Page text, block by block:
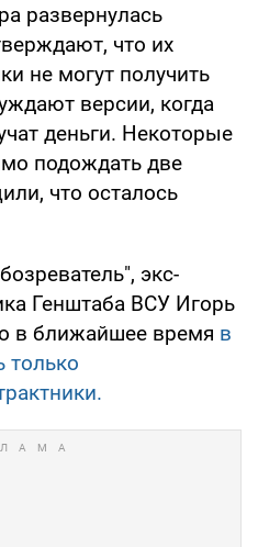
развернулась
что их
не могут получить
версии, когда
деньги. Некоторые
подождать две
что осталось
экс-
Генштаба ВСУ Игорь
в ближайшее время в
только